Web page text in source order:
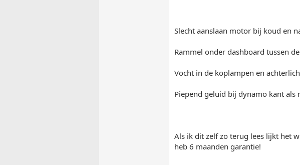
Slecht aanslaan motor bij koud en
Rammel onder dashboard tussen
Vocht in de koplampen en
Piepend geluid bij dynamo kant als
Als ik dit zelf zo terug lees lijkt het
heb 6 maanden garantie!